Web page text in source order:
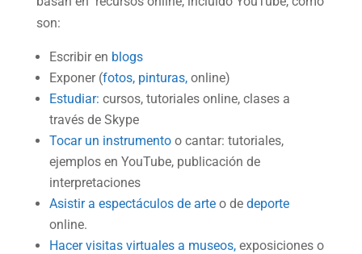
son:
Escribir en blogs
Exponer (fotos, pinturas,online)
Estudiar: cursos, tutoriales online, clases a
través de Skype
Tocar un instrumentoo cantar: tutoriales,
ejemplos en YouTube, publicación de
interpretaciones
Asistir a espectáculos de arteo de deporte
online.
Hacer visitas virtuales a museos,exposiciones o